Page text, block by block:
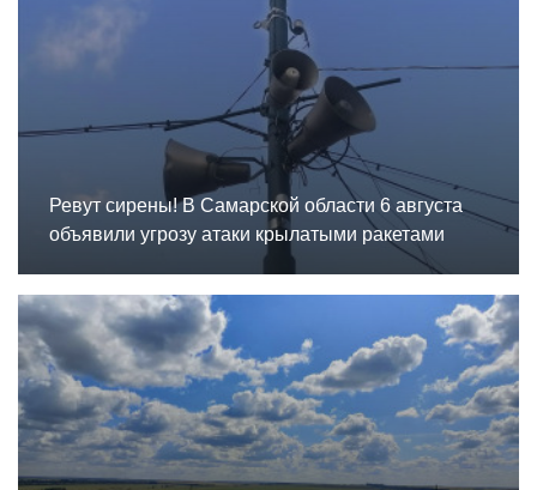
Ревут сирены! В Самарской области 6 августа
объявили угрозу атаки крылатыми ракетами